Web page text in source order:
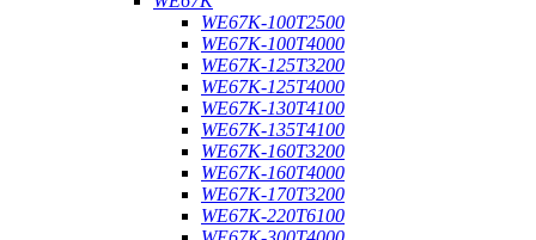
WE67K-100T2500
WE67K-100T4000
WE67K-125T3200
WE67K-125T4000
WE67K-130T4100
WE67K-135T4100
WE67K-160T3200
WE67K-160T4000
WE67K-170T3200
WE67K-220T6100